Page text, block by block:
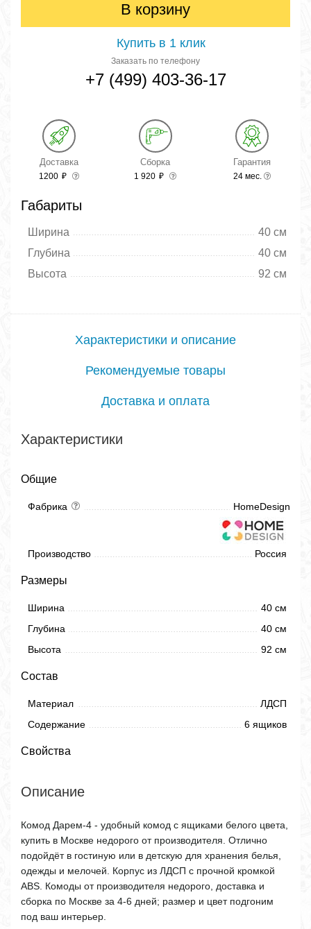
В корзину
Купить в 1 клик
Заказать по телефону
+7 (499) 403-36-17
Доставка
1200 ₽
Сборка
1 920 ₽
Гарантия
24 мес.
Габариты
Ширина
40 см
Глубина
40 см
Высота
92 см
Характеристики и описание
Рекомендуемые товары
Доставка и оплата
Характеристики
Общие
Фабрика HomeDesign
Производство Россия
Размеры
Ширина
40 см
Глубина
40 см
Высота
92 см
Состав
Материал
ЛДСП
Содержание
6 ящиков
Свойства
Описание
Комод Дарем-4 - удобный комод с ящиками белого цвета,
купить в Москве недорого от производителя. Отлично
подойдёт в гостиную или в детскую для хранения белья,
одежды и мелочей. Корпус из ЛДСП с прочной кромкой
ABS. Комоды от производителя недорого, доставка и
сборка по Москве за 4-6 дней; размер и цвет подгоним
под ваш интерьер.